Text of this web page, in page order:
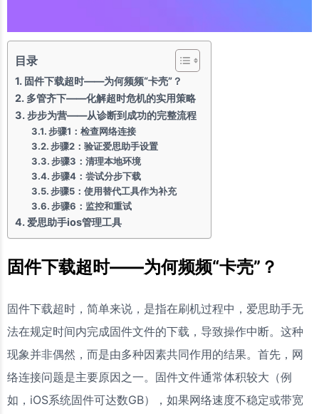
目录
固件下载超时——为何频频“卡壳”？
多管齐下——化解超时危机的实用策略
步步为营——从诊断到成功的完整流程
步骤1：检查网络连接
步骤2：验证爱思助手设置
步骤3：清理本地环境
步骤4：尝试分步下载
步骤5：使用替代工具作为补充
步骤6：监控和重试
爱思助手ios管理工具
固件下载超时——为何频频“卡壳”？
固件下载超时，简单来说，是指在刷机过程中，爱思助手无
法在规定时间内完成固件文件的下载，导致操作中断。这种
现象并非偶然，而是由多种因素共同作用的结果。首先，网
络连接问题是主要原因之一。固件文件通常体积较大（例
如，iOS系统固件可达数GB），如果网络速度不稳定或带宽